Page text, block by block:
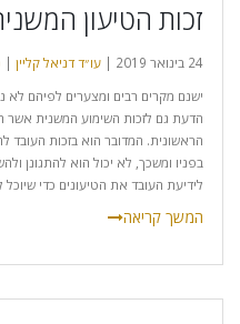
זכות הטיעון
24 בינואר 2019 | עו״ד דניאל קליין |
ישנם מקרים רבים ומצערים לפיהם לא
הדעת גם לזכות השימוע המשנית אשר
הראשונית. המדובר הוא בזכות העובד
בפניו ומשכך, לא יכול הוא להתגונן
לידיעת העובד את הטיעונים כדי